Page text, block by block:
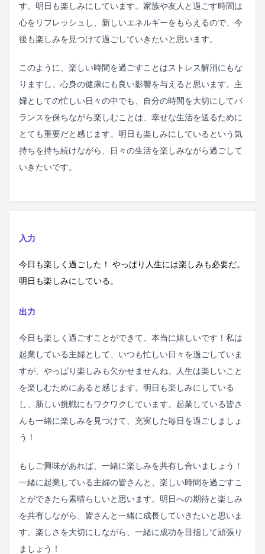
す。明日も楽しみにしています。家族や友人と過ごす時間は
心をリフレッシュし、新しいエネルギーをもらえるので、今
後も楽しみを見つけて過ごしていきたいと思います。
このように、楽しい時間を過ごすことはストレス解消にもな
りますし、心身の健康にも良い影響を与えると思います。主
婦としての忙しい日々の中でも、自分の時間を大切にしてバ
ランスを保ちながら楽しむことは、幸せな生活を送るために
とても重要だと感じます。明日も楽しみにしているという気
持ちを持ち続けながら、日々の生活を楽しみながら過ごして
いきたいです。
入力
今日も楽しく過ごした！ やっぱり人生には楽しみも必要だ。
明日も楽しみにしている。
出力
今日も楽しく過ごすことができて、本当に嬉しいです！私は
起業している主婦として、いつも忙しい日々を過ごしていま
すが、やっぱり楽しみも欠かせませんね。人生は楽しいこと
を楽しむためにあると感じます。明日も楽しみにしている
し、新しい挑戦にもワクワクしています。起業している皆さ
んも一緒に楽しみを見つけて、充実した毎日を過ごしましょ
う！
もしご興味があれば、一緒に楽しみを共有し合いましょう！
一緒に起業している主婦の皆さんと、楽しい時間を過ごすこ
とができたら素晴らしいと思います。明日への期待と楽しみ
を共有しながら、皆さんと一緒に成長していきたいと思いま
す。楽しさを大切にしながら、一緒に成功を目指して頑張り
ましょう！